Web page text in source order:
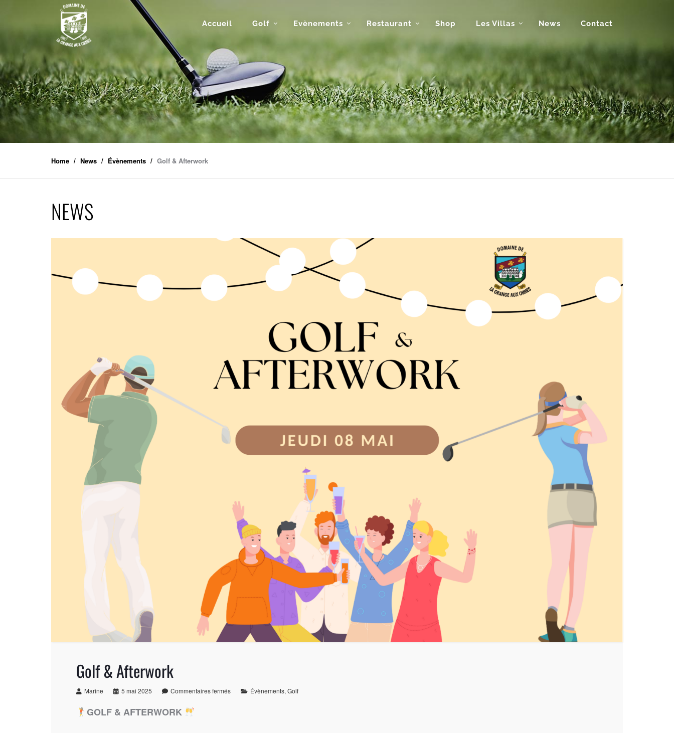
Accueil Golf Evènements Restaurant Shop Les Villas News Contact
Home News Évènements Golf & Afterwork
NEWS
Golf & Afterwork
Marine 5 mai 2025 Commentaires fermés Évènements, Golf
GOLF & AFTERWORK